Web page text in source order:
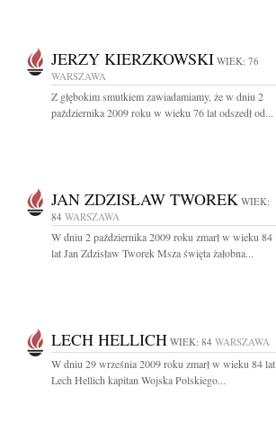
JERZY KIERZKOWSKI WIEK: 76
WARSZAWA
Z głębokim smutkiem zawiadamiamy, że w dniu 2
października 2009 roku w wieku 76 lat odszedł od...
JAN ZDZISŁAW TWOREK WIEK:
84 WARSZAWA
W dniu 2 października 2009 roku zmarł w wieku 84
lat Jan Zdzisław Tworek Msza święta żałobna...
LECH HELLICH WIEK: 84 WARSZAWA
W dniu 29 września 2009 roku zmarł w wieku 84 lat
Lech Hellich kapitan Wojska Polskiego...